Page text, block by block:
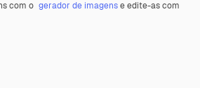
com o gerador de imagense edite-as com